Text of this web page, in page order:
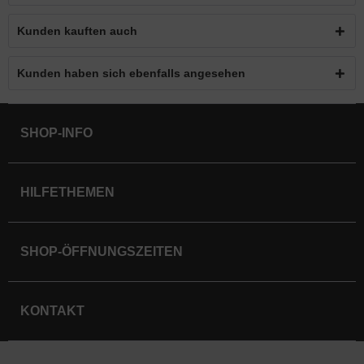
Kunden kauften auch
Kunden haben sich ebenfalls angesehen
SHOP-INFO
HILFETHEMEN
SHOP-ÖFFNUNGSZEITEN
KONTAKT